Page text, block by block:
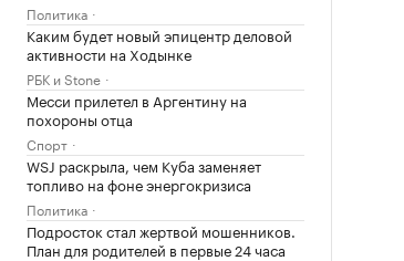
Политика
Каким будет новый эпицентр деловой
активности на Ходынке
РБК и Stone
Месси прилетел в Аргентину на
похороны отца
Спорт
WSJ раскрыла, чем Куба заменяет
топливо на фоне энергокризиса
Политика
Подросток стал жертвой мошенников.
План для родителей в первые 24 часа